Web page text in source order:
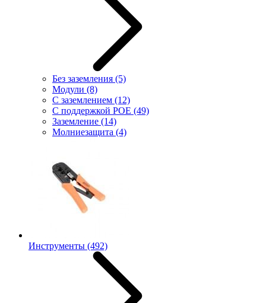
Без заземления (5)
Модули (8)
С заземлением (12)
С поддержкой POE (49)
Заземление (14)
Молниезащита (4)
Инструменты (492)